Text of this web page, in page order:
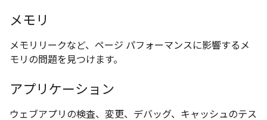
メモリ
メモリリークなど、ページ パフォーマンスに影響するメ
モリの問題を見つけます。
アプリケーション
ウェブアプリの検査、変更、デバッグ、キャッシュのテス